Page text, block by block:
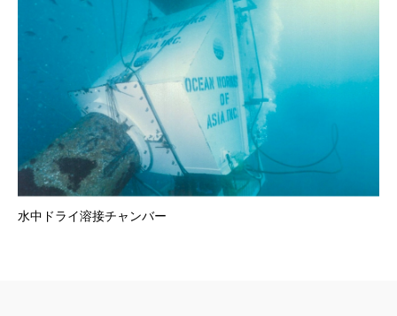
水中ドライ溶接チャンバー